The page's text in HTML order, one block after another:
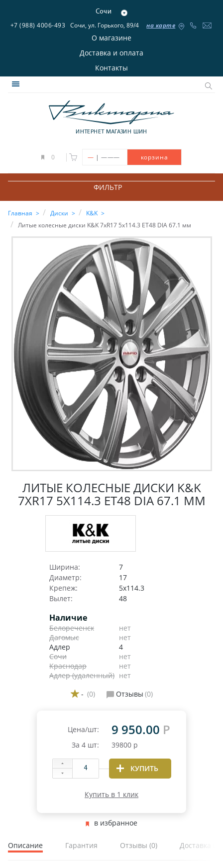
Сочи
+7 (988) 4006-493 Сочи, ул. Горького, 89/4 на карте
О магазине
Доставка и оплата
Контакты
ИНТЕРНЕТ МАГАЗИН ШИН
0 — | ——— корзина
ЗИМНИЕ
ЛЕТНИЕ
ДЛЯ ГРУЗОВЫХ АВТО
ЛИТЫЕ
ФИЛЬТР
Главная Диски
K&K
Литые колесные диски K&K 7xR17 5x114.3 ET48 DIA 67.1 мм
ЛИТЫЕ КОЛЕСНЫЕ ДИСКИ K&K
7XR17 5X114.3 ET48 DIA 67.1 ММ
Ширина:
7
Диаметр:
17
Крепеж:
5x114.3
Вылет:
48
Наличие
Белореченск
нет
Дагомыс
нет
Адлер
4
Сочи
нет
Краснодар
нет
Адлер (удаленный) нет
- (0) Отзывы (0)
Цена/шт: 9 950.00 Р
За 4 шт: 39800 р
КУПИТЬ
Купить в 1 клик
в избранное
Описание Гарантия Отзывы (0) Доставка и